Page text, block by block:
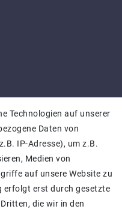
Technologien auf unserer
Daten von
IP-Adresse), um z.B.
Medien von
auf unsere Website zu
erfolgt erst durch gesetzte
die wir in den